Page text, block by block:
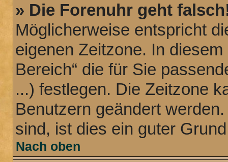
» Die Forenuhr geht
Möglicherweise entspricht
eigenen Zeitzone. In
Bereich“ die für Sie
...) festlegen. Die Zeitzone
Benutzern geändert
sind, ist dies ein guter
Nach oben